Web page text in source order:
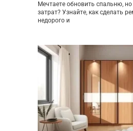
Мечтаете обновить спальню,
затрат? Узнайте, как сделать
недорого и